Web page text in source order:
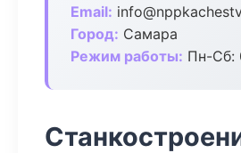
Email:
Город: Самара
Режим работы: Пн-Сб: